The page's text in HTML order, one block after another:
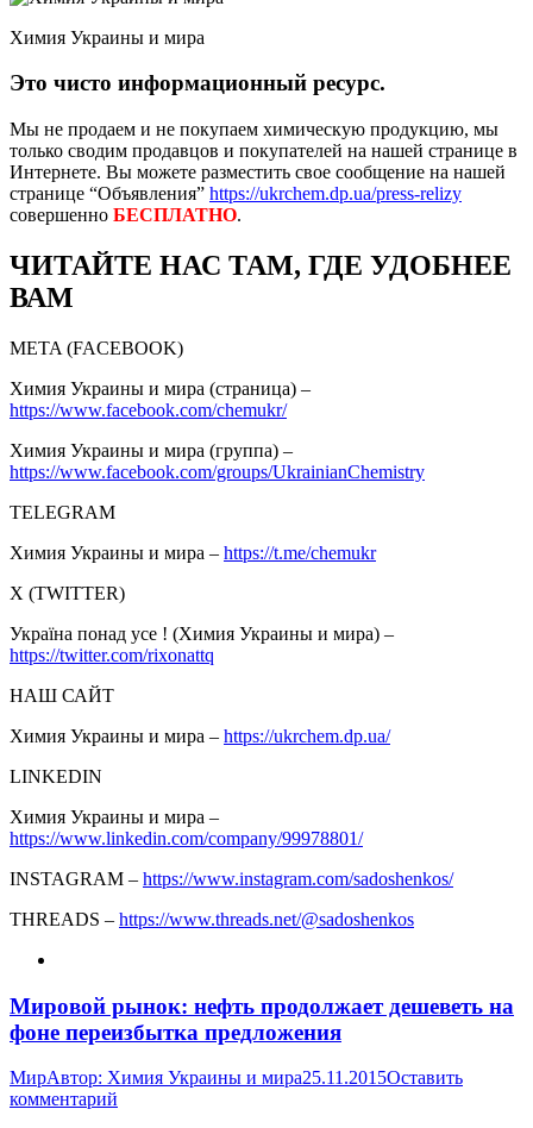
Химия Украины и мира
Это чисто информационный ресурс.
Мы не продаем и не покупаем химическую продукцию, мы
только сводим продавцов и покупателей на нашей странице в
Интернете. Вы можете разместить свое сообщение на нашей
странице “Объявления” https://ukrchem.dp.ua/press-relizy
совершенно БЕСПЛАТНО.
ЧИТАЙТЕ НАС ТАМ, ГДЕ УДОБНЕЕ
ВАМ
META (FACEBOOK)
Химия Украины и мира (страница) –
https://www.facebook.com/chemukr/
Химия Украины и мира (группа) –
https://www.facebook.com/groups/UkrainianChemistry
TELEGRAM
Химия Украины и мира – https://t.me/chemukr
Х (TWITTER)
Україна понад усе ! (Химия Украины и мира) –
https://twitter.com/rixonattq
НАШ САЙТ
Химия Украины и мира – https://ukrchem.dp.ua/
LINKEDIN
Химия Украины и мира –
https://www.linkedin.com/company/99978801/
INSTAGRAM – https://www.instagram.com/sadoshenkos/
THREADS – https://www.threads.net/@sadoshenkos
Мировой рынок: нефть продолжает дешеветь на
фоне переизбытка предложения
МирАвтор: Химия Украины и мира25.11.2015Оставить
комментарий